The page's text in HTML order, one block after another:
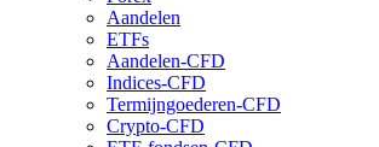
Aandelen
ETFs
Aandelen-CFD
Indices-CFD
Termijngoederen-CFD
Crypto-CFD